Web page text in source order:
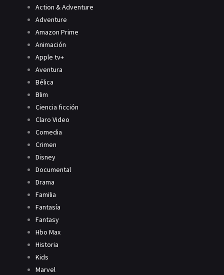
Action & Adventure
Adventure
Amazon Prime
Animación
Apple tv+
Aventura
Bélica
Blim
Ciencia ficción
Claro Video
Comedia
Crimen
Disney
Documental
Drama
Familia
Fantasía
Fantasy
Hbo Max
Historia
Kids
Marvel